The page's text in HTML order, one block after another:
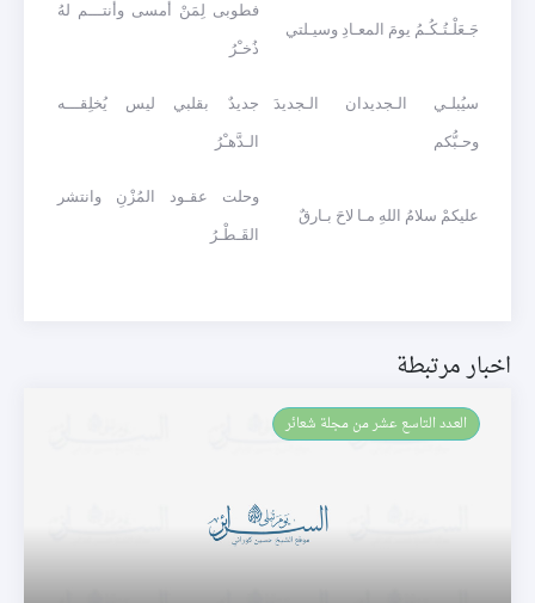
فطوبى لِمَنْ أمسى وأنتـــم لهُ
ذُخـْرُ
جَـعَلْـتُـكُـمُ يومَ المعـادِ وسيـلتي
جديدٌ بقلبي ليس يُخلِقـــه
الـدَّهـْرُ
سيُبلـي الـجديدان الـجديدَ
وحـبُّكم
وحلت عقـود المُزْنِ وانتشر
القَـطْـرُ
عليكمْ سلامُ اللهِ مـا لاحَ بـارقٌ
اخبار مرتبطة
العـدد التاسع عشر من مجلة شعائر